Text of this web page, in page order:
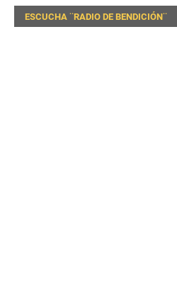
ESCUCHA ¨RADIO DE BENDICIÓN¨